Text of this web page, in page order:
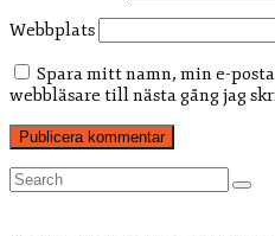
Webbplats
Spara mitt namn, min e-
webbläsare till nästa gång jag
Search
for: